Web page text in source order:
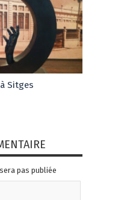
Sitges
pas publiée